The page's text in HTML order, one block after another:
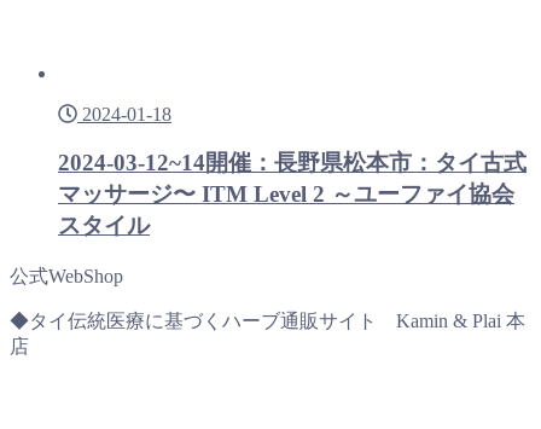
2024-01-18
2024-03-12~14開催：長野県松本市：タイ古式
マッサージ〜 ITM Level 2 ～ユーファイ協会
スタイル
公式WebShop
◆タイ伝統医療に基づくハーブ通販サイト Kamin & Plai 本
店